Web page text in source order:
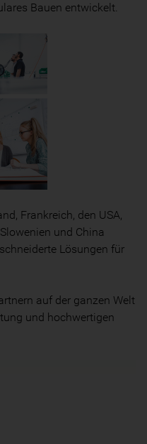
Bauen entwickelt.
Frankreich, den USA,
und China
Lösungen für
auf der ganzen Welt
und hochwertigen